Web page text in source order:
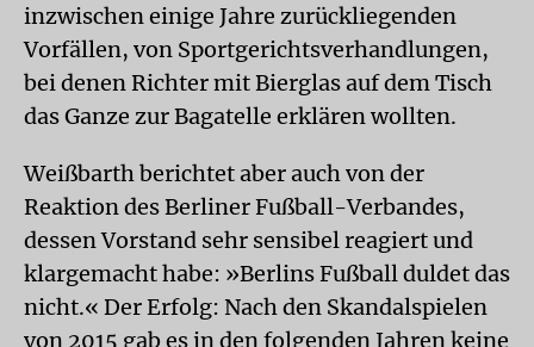
inzwischen einige Jahre zurückliegenden
Vorfällen, von Sportgerichtsverhandlungen,
bei denen Richter mit Bierglas auf dem Tisch
das Ganze zur Bagatelle erklären wollten.
Weißbarth berichtet aber auch von der
Reaktion des Berliner Fußball-Verbandes,
dessen Vorstand sehr sensibel reagiert und
klargemacht habe: »Berlins Fußball duldet das
nicht.« Der Erfolg: Nach den Skandalspielen
von 2015 gab es in den folgenden Jahren keine